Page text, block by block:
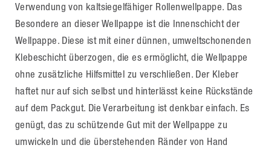
Verwendung von kaltsiegelfähiger Rollenwellpappe. Das
Besondere an dieser Wellpappe ist die Innenschicht der
Wellpappe. Diese ist mit einer dünnen, umweltschonenden
Klebeschicht überzogen, die es ermöglicht, die Wellpappe
ohne zusätzliche Hilfsmittel zu verschließen. Der Kleber
haftet nur auf sich selbst und hinterlässt keine Rückstände
auf dem Packgut. Die Verarbeitung ist denkbar einfach. Es
genügt, das zu schützende Gut mit der Wellpappe zu
umwickeln und die überstehenden Ränder von Hand